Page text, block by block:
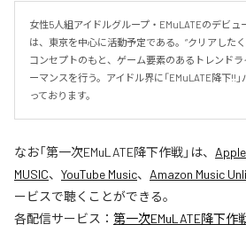
女性5人組アイドルグループ・EMuLATEのデビ
は、東京を中心に活動予定である。“クリアした
コンセプトのもと、ゲーム要素のあるトレンド
ーマンスを行う。アイドル界に「EMuLATE降下!!
っております。
なお「第一次EMuLATE降下作戦」は、
MUSIC、 YouTube Music、 Amazon Music
ービスで聴くことができる。
各配信サービス： 第一次EMuLATE降下作